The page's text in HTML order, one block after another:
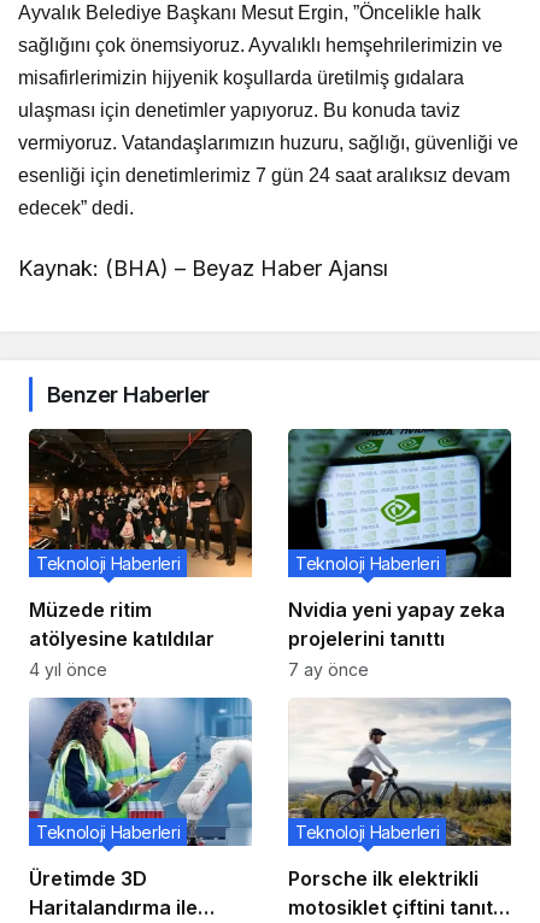
Ayvalık Belediye Başkanı Mesut Ergin, ”Öncelikle halk
sağlığını çok önemsiyoruz. Ayvalıklı hemşehrilerimizin ve
misafirlerimizin hijyenik koşullarda üretilmiş gıdalara
ulaşması için denetimler yapıyoruz. Bu konuda taviz
vermiyoruz. Vatandaşlarımızın huzuru, sağlığı, güvenliği ve
esenliği için denetimlerimiz 7 gün 24 saat aralıksız devam
edecek” dedi.
Kaynak: (BHA) – Beyaz Haber Ajansı
Benzer Haberler
Müzede ritim
atölyesine katıldılar
Teknoloji Haberleri
4 yıl önce
Nvidia yeni yapay zeka
projelerini tanıttı
Teknoloji Haberleri
7 ay önce
Üretimde 3D
Haritalandırma ile
Teknoloji Haberleri
Porsche ilk elektrikli
motosiklet çiftini tanıttı
Teknoloji Haberleri